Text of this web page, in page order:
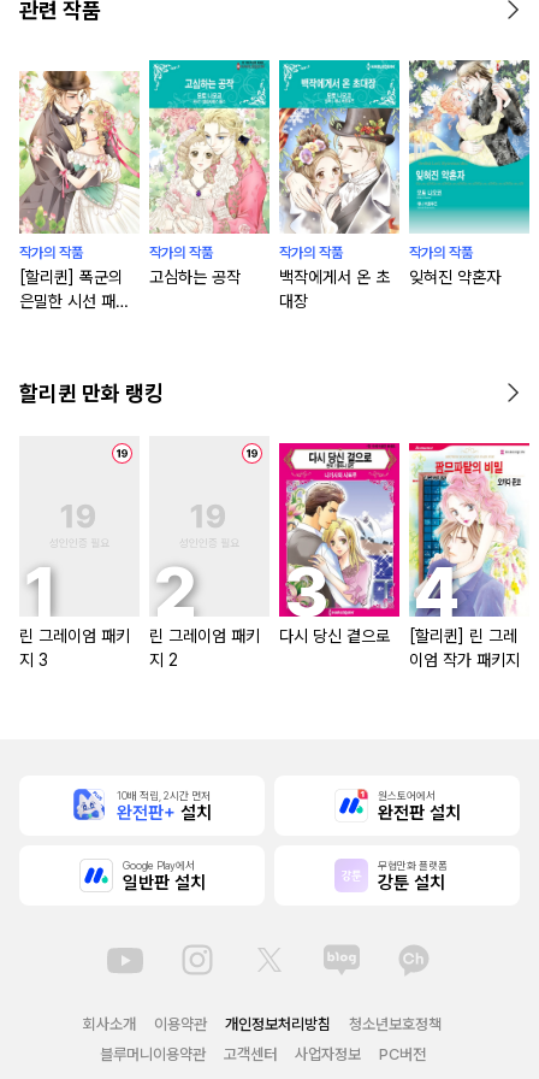
관련 작품
작가의 작품
[할리퀸] 폭군의
은밀한 시선 패키
작가의 작품
고심하는 공작
작가의 작품
백작에게서 온 초
대장
작가의 작품
잊혀진 약혼자
할리퀸 만화 랭킹
린 그레이엄 패키
지 3
린 그레이엄 패키
지 2
다시 당신 곁으로
[할리퀸] 린 그레
이엄 작가 패키지
10배 적립, 2시간 먼저
완전판+ 설치
원스토어에서
완전판 설치
Google Play에서
일반판 설치
무협만화 플랫폼
강툰 설치
회사소개 이용약관 개인정보처리방침
청소년보호정책
블루머니이용약관
고객센터 사업자정보 PC버전